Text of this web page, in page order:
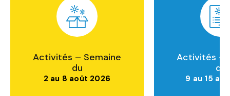
Activités – Semaine
du
2 au 8 août 2026
Activités –
du
9 au 15